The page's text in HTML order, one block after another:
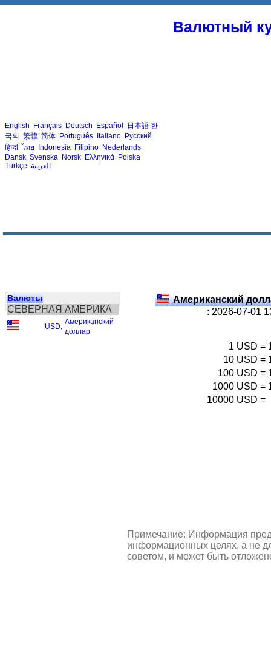
Валютный
English Français Deutsch Español 日本語 한
국의 繁體 简体 Português Italiano Русский
हिन्दी ไทย Indonesia Filipino Nederlands
Dansk Svenska Norsk Ελληνικά Polska
Türkçe العربية
Валюты
СЕВЕРНАЯ АМЕРИКА
USD
Американский
доллар
Американский
: 2026-07-01
1 USD =
10 USD =
100 USD =
1000 USD =
10000 USD =
Примечание: Информация
информационных целях, а не
советом, и может быть